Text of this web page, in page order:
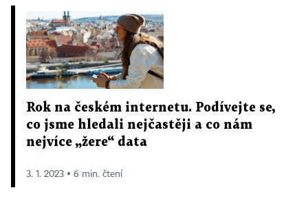
Rok na českém internetu. Podívejte se,
co jsme hledali nejčastěji a co nám
nejvíce „žere“ data
3. 1. 2023 ▪ 6 min. čtení